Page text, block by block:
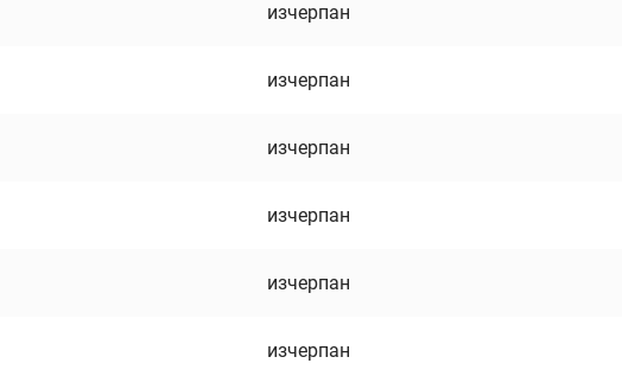
изчерпан
изчерпан
изчерпан
изчерпан
изчерпан
изчерпан